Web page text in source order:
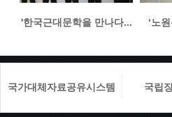
'한국근대문학을 만나다... ‘노
국가대체자료공유시스템 국립